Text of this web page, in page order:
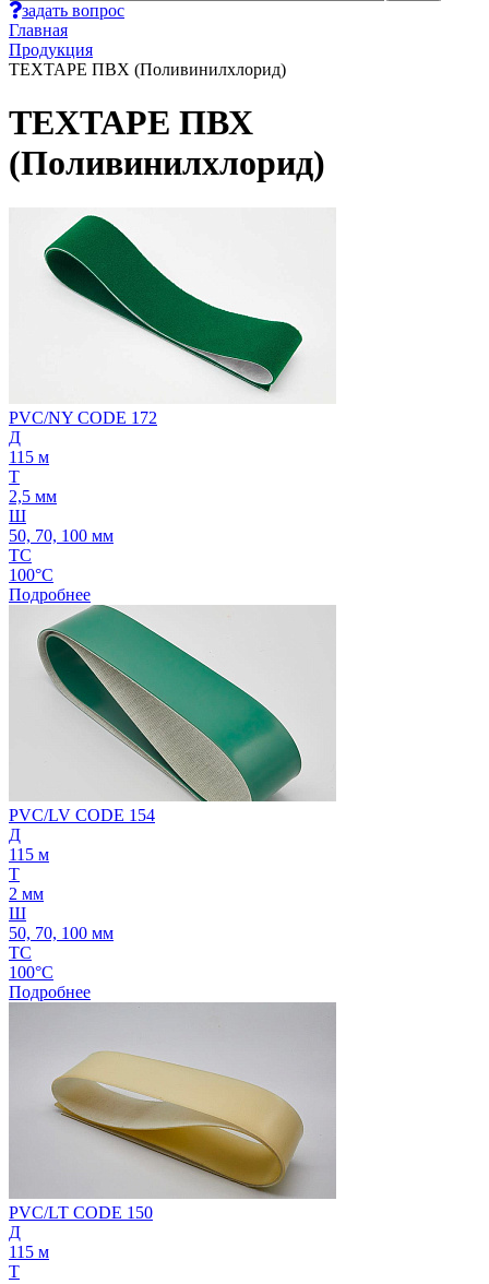
задать вопрос
Главная
Продукция
TEXTAPE ПВХ (Поливинилхлорид)
TEXTAPE ПВХ
(Поливинилхлорид)
PVC/NY CODE 172
Д
115 м
Т
2,5 мм
Ш
50, 70, 100 мм
ТС
100°C
Подробнее
PVC/LV CODE 154
Д
115 м
Т
2 мм
Ш
50, 70, 100 мм
ТС
100°C
Подробнее
PVC/LT CODE 150
Д
115 м
Т